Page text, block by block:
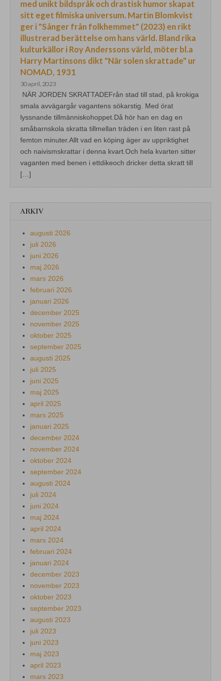
med unikt bildspråk och drastisk humor skapat
sitt eget filmiska universum. Martin Blomkvist
ger i "Sånger från folkhemmet" (2023) en rikt
illustrerad berättelse om hans värld. Bland rika
kulturkällor i Roy Anderssons värld, möter bl.a
Harry Martinsons dikt "När solen skrattade" ur
NOMAD, 1931
30 april, 2023
NÄR JORDEN SKRATTADEFrån stad till stad, på krokiga
smala avvägargår vagantens sökarstig. Med örat
lyssnande tillmänniskohoppet.Då hör han en dag en
småbarnskola skratta tillmellan träden i en liten rast på
femton minuter.Allt vad en köping äger av uppriktighet
och naivismskrattar i denna kvart.Och hela kvarten sitter
vaganten med benen i ettdikeoch dricker detta skratt till
[…]
ARKIV
augusti 2026
juli 2026
juni 2026
maj 2026
mars 2026
februari 2026
januari 2026
december 2025
november 2025
oktober 2025
september 2025
augusti 2025
juli 2025
juni 2025
maj 2025
april 2025
mars 2025
januari 2025
december 2024
november 2024
oktober 2024
september 2024
augusti 2024
juli 2024
juni 2024
maj 2024
april 2024
mars 2024
februari 2024
januari 2024
december 2023
november 2023
oktober 2023
september 2023
augusti 2023
juli 2023
juni 2023
maj 2023
april 2023
mars 2023